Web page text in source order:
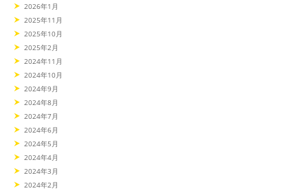
2026年1月
2025年11月
2025年10月
2025年2月
2024年11月
2024年10月
2024年9月
2024年8月
2024年7月
2024年6月
2024年5月
2024年4月
2024年3月
2024年2月